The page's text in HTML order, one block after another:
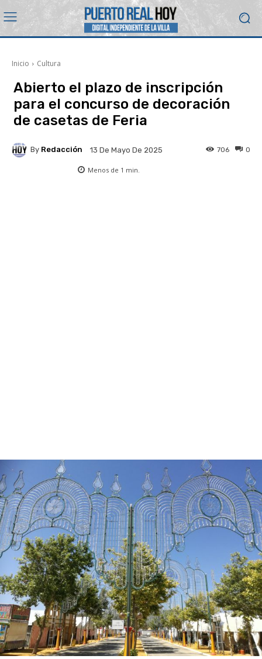
Inicio Cultura
Abierto el plazo de inscripción
para el concurso de decoración
de casetas de Feria
By Redacción 13 De Mayo De 2025 0
706
Menos de 1 min.